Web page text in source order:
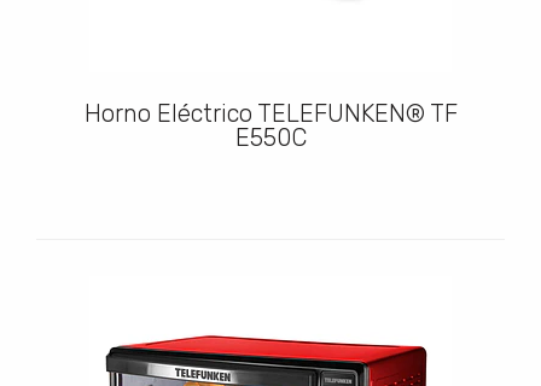
Horno Eléctrico TELEFUNKEN® TF
E550C